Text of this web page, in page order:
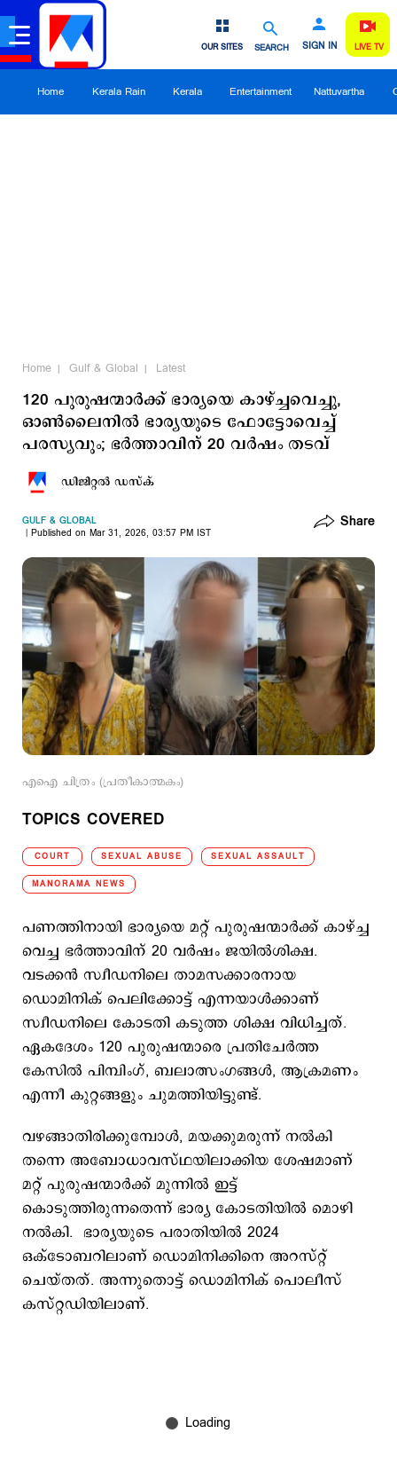
SEARCH SIGN IN
OUR SITES LIVE TV
Home Kerala Rain Kerala Entertainment Nattuvartha
Home Gulf & Global Latest
120 പുരുഷന്മാർക്ക് ഭാര്യയെ കാഴ്ച്ചവെച്ചു,
ഓൺലൈനിൽ ഭാര്യയുടെ ഫോട്ടോവെച്ച്
പരസ്യവും; ഭര്‍ത്താവിന് 20 വർഷം തടവ്
ഡിജിറ്റല്‍ ഡസ്ക്
GULF & GLOBAL
Published on Mar 31, 2026, 03:57 PM IST
Share
എഐ ചിത്രം (പ്രതീകാത്മകം)
TOPICS COVERED
COURT SEXUAL ABUSE SEXUAL ASSAULT
MANORAMA NEWS
പണത്തിനായി ഭാര്യയെ മറ്റ് പുരുഷന്മാർക്ക് കാഴ്ച്ച
വെച്ച ഭർത്താവിന് 20 വർഷം ജയിൽശിക്ഷ.
വടക്കൻ സ്വീഡനിലെ താമസക്കാരനായ
ഡൊമിനിക് പെലിക്കോട്ട് എന്നയാൾക്കാണ്
സ്വീഡനിലെ കോടതി കടുത്ത ശിക്ഷ വിധിച്ചത്.
ഏകദേശം 120 പുരുഷന്മാരെ പ്രതിചേർത്ത
കേസിൽ പിമ്പിംഗ്, ബലാത്സംഗങ്ങൾ, ആക്രമണം
എന്നീ കുറ്റങ്ങളും ചുമത്തിയിട്ടുണ്ട്.
വഴങ്ങാതിരിക്കുമ്പോൾ, മയക്കുമരുന്ന് നൽകി
തന്നെ അബോധാവസ്ഥയിലാക്കിയ ശേഷമാണ്
മറ്റ് പുരുഷന്മാർക്ക് മുന്നിൽ ഇട്ട്
കൊടുത്തിരുന്നതെന്ന് ഭാര്യ കോടതിയിൽ മൊഴി
നൽകി. ഭാര്യയുടെ പരാതിയിൽ 2024
ഒക്‌ടോബറിലാണ് ഡൊമിനിക്കിനെ അറസ്റ്റ്
ചെയ്‌തത്. അന്നുതൊട്ട് ഡൊമിനിക് പൊലീസ്
കസ്റ്റഡിയിലാണ്.